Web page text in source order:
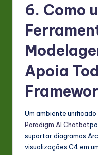
6. Como
Apoia
Um ambiente
Paradigm AI Chatbot
suportar diagramas
visualizações C4 em